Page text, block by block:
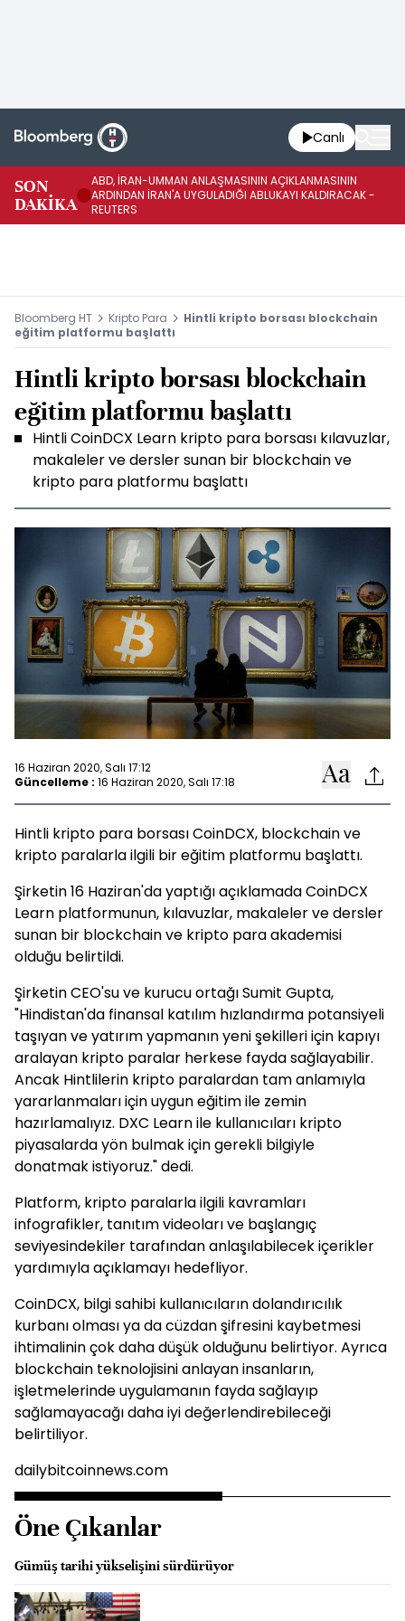
Canlı
SON
DAKİKA
ABD, İRAN-UMMAN ANLAŞMASININ AÇIKLANMASININ
ARDINDAN İRAN'A UYGULADIĞI ABLUKAYI KALDIRACAK -
REUTERS
Bloomberg HT Kripto Para
Hintli kripto borsası blockchain
eğitim platformu başlattı
Hintli kripto borsası blockchain
eğitim platformu başlattı
Hintli CoinDCX Learn kripto para borsası kılavuzlar,
makaleler ve dersler sunan bir blockchain ve
kripto para platformu başlattı
16 Haziran 2020, Salı 17:12
Güncelleme : 16 Haziran 2020, Salı 17:18
Hintli kripto para borsası CoinDCX, blockchain ve
kripto paralarla ilgili bir eğitim platformu başlattı.
Şirketin 16 Haziran'da yaptığı açıklamada CoinDCX
Learn platformunun, kılavuzlar, makaleler ve dersler
sunan bir blockchain ve kripto para akademisi
olduğu belirtildi.
Şirketin CEO'su ve kurucu ortağı Sumit Gupta,
"Hindistan'da finansal katılım hızlandırma potansiyeli
taşıyan ve yatırım yapmanın yeni şekilleri için kapıyı
aralayan kripto paralar herkese fayda sağlayabilir.
Ancak Hintlilerin kripto paralardan tam anlamıyla
yararlanmaları için uygun eğitim ile zemin
hazırlamalıyız. DXC Learn ile kullanıcıları kripto
piyasalarda yön bulmak için gerekli bilgiyle
donatmak istiyoruz." dedi.
Platform, kripto paralarla ilgili kavramları
infografikler, tanıtım videoları ve başlangıç
seviyesindekiler tarafından anlaşılabilecek içerikler
yardımıyla açıklamayı hedefliyor.
CoinDCX, bilgi sahibi kullanıcıların dolandırıcılık
kurbanı olması ya da cüzdan şifresini kaybetmesi
ihtimalinin çok daha düşük olduğunu belirtiyor. Ayrıca
blockchain teknolojisini anlayan insanların,
işletmelerinde uygulamanın fayda sağlayıp
sağlamayacağı daha iyi değerlendirebileceği
belirtiliyor.
dailybitcoinnews.com
Öne Çıkanlar
Gümüş tarihi yükselişini sürdürüyor